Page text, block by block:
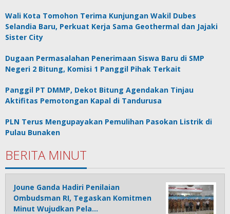
Wali Kota Tomohon Terima Kunjungan Wakil Dubes
Selandia Baru, Perkuat Kerja Sama Geothermal dan Jajaki
Sister City
Dugaan Permasalahan Penerimaan Siswa Baru di SMP
Negeri 2 Bitung, Komisi 1 Panggil Pihak Terkait
Panggil PT DMMP, Dekot Bitung Agendakan Tinjau
Aktifitas Pemotongan Kapal di Tandurusa
PLN Terus Mengupayakan Pemulihan Pasokan Listrik di
Pulau Bunaken
BERITA MINUT
Joune Ganda Hadiri Penilaian
Ombudsman RI, Tegaskan Komitmen
Minut Wujudkan Pela…